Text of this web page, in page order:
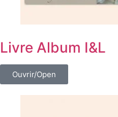
Livre Album I&L
Ouvrir/Open